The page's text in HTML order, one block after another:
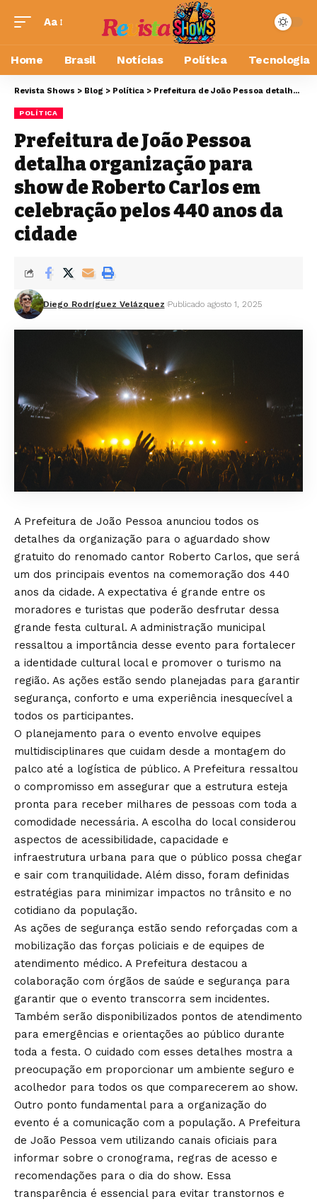
Aa
Home Brasil Notícias Política Tecnologia
Revista Shows > Blog > Política > Prefeitura de João Pessoa detalha organização para show de Roberto Carlos em celebração pelos 440 anos da cidade
POLÍTICA
Prefeitura de João Pessoa
detalha organização para
show de Roberto Carlos em
celebração pelos 440 anos da
cidade
Diego Rodríguez Velázquez Publicado agosto 1, 2025
A Prefeitura de João Pessoa anunciou todos os
detalhes da organização para o aguardado show
gratuito do renomado cantor Roberto Carlos, que será
um dos principais eventos na comemoração dos 440
anos da cidade. A expectativa é grande entre os
moradores e turistas que poderão desfrutar dessa
grande festa cultural. A administração municipal
ressaltou a importância desse evento para fortalecer
a identidade cultural local e promover o turismo na
região. As ações estão sendo planejadas para garantir
segurança, conforto e uma experiência inesquecível a
todos os participantes.
O planejamento para o evento envolve equipes
multidisciplinares que cuidam desde a montagem do
palco até a logística de público. A Prefeitura ressaltou
o compromisso em assegurar que a estrutura esteja
pronta para receber milhares de pessoas com toda a
comodidade necessária. A escolha do local considerou
aspectos de acessibilidade, capacidade e
infraestrutura urbana para que o público possa chegar
e sair com tranquilidade. Além disso, foram definidas
estratégias para minimizar impactos no trânsito e no
cotidiano da população.
As ações de segurança estão sendo reforçadas com a
mobilização das forças policiais e de equipes de
atendimento médico. A Prefeitura destacou a
colaboração com órgãos de saúde e segurança para
garantir que o evento transcorra sem incidentes.
Também serão disponibilizados pontos de atendimento
para emergências e orientações ao público durante
toda a festa. O cuidado com esses detalhes mostra a
preocupação em proporcionar um ambiente seguro e
acolhedor para todos os que comparecerem ao show.
Outro ponto fundamental para a organização do
evento é a comunicação com a população. A Prefeitura
de João Pessoa vem utilizando canais oficiais para
informar sobre o cronograma, regras de acesso e
recomendações para o dia do show. Essa
transparência é essencial para evitar transtornos e